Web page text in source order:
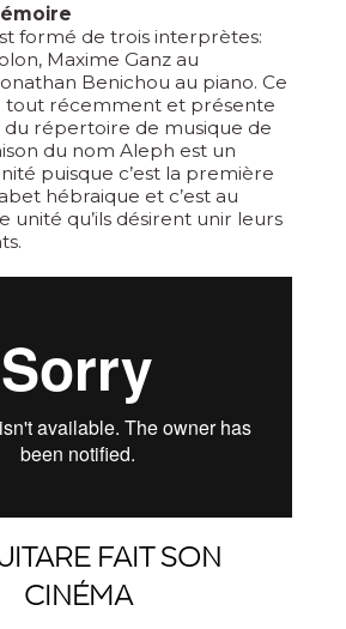
formé de trois interprètes:
Maxime Ganz au
Benichou au piano. Ce
tout récemment et présente
du répertoire de musique de
du nom Aleph est un
puisque c’est la première
hébraique et c’est au
unité qu’ils désirent unir leurs
FAIT SON
CINÉMA